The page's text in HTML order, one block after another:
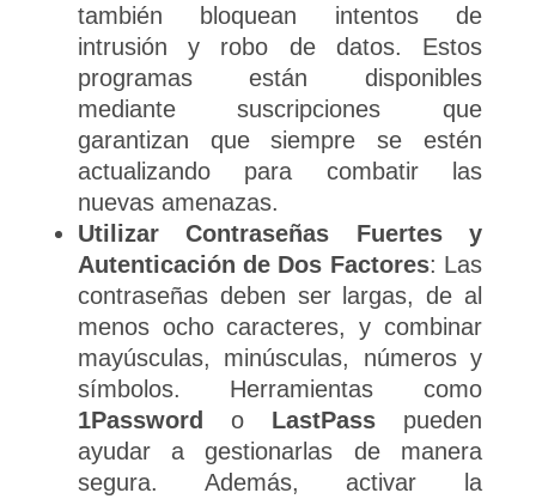
también bloquean intentos de
intrusión y robo de datos. Estos
programas están disponibles
mediante suscripciones que
garantizan que siempre se estén
actualizando para combatir las
nuevas amenazas.
Utilizar Contraseñas Fuertes y
Autenticación de Dos Factores: Las
contraseñas deben ser largas, de al
menos ocho caracteres, y combinar
mayúsculas, minúsculas, números y
símbolos. Herramientas como
1Password
o LastPass pueden
ayudar a gestionarlas de manera
segura. Además, activar la